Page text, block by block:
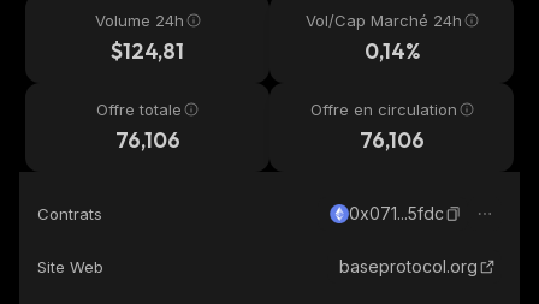
Volume 24h
$124,81
Vol/Cap Marché 24h
0,14%
Offre totale
76,106
Offre en circulation
76,106
Contrats 0x071...5fdc
Site Web baseprotocol.org